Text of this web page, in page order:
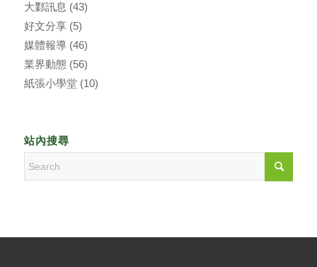
大鄴訊息 (43)
好文分享(5)
媒體報導(46)
業界動態(56)
紙張小學堂 (10)
站內搜尋